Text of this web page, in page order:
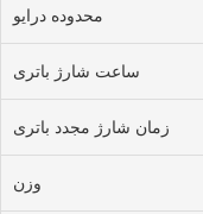
محدوده درایو
ساعت شارژ باتری
زمان شارژ مجدد باتری
وزن